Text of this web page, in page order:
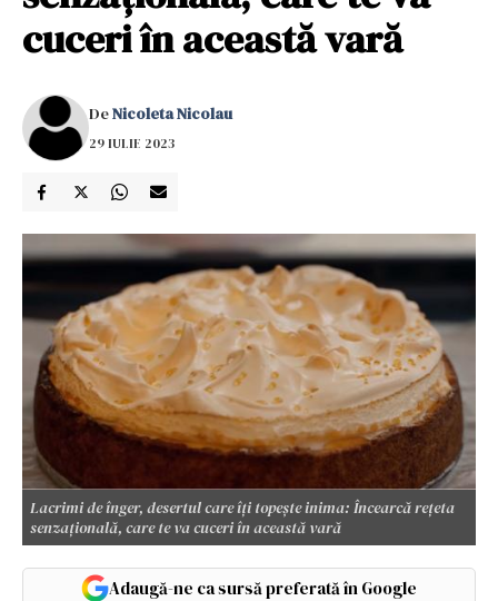
cuceri în această vară
DeNicoleta Nicolau
29 IULIE 2023
Lacrimi de înger, desertul care îți topește inima: Încearcă rețeta
senzațională, care te va cuceri în această vară
Adaugă-ne ca sursă preferată în Google